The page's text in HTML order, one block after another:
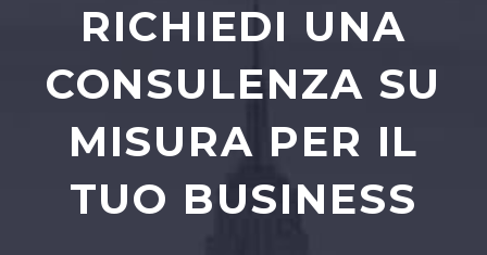
RICHIEDI UNA
CONSULENZA SU
MISURA PER IL
TUO BUSINESS